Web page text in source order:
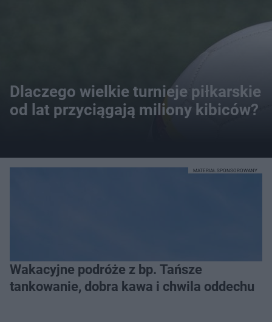
Dlaczego wielkie turnieje piłkarskie
od lat przyciągają miliony kibiców?
Wakacyjne podróże z bp. Tańsze
tankowanie, dobra kawa i chwila oddechu
MATERIAŁ SPONSOROWANY